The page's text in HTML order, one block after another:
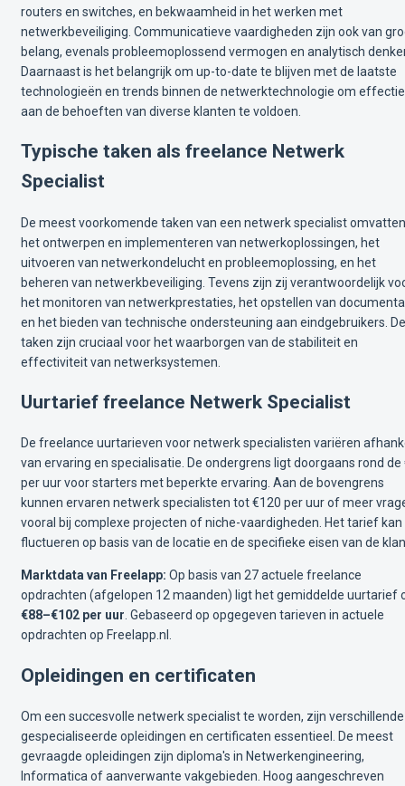
routers en switches, en bekwaamheid in het werken met
netwerkbeveiliging. Communicatieve vaardigheden zijn ook van
belang, evenals probleemoplossend vermogen en analytisch
Daarnaast is het belangrijk om up-to-date te blijven met de laatste
technologieën en trends binnen de netwerktechnologie om
aan de behoeften van diverse klanten te voldoen.
Typische taken als freelance Netwerk
Specialist
De meest voorkomende taken van een netwerk specialist omvatten
het ontwerpen en implementeren van netwerkoplossingen, het
uitvoeren van netwerkondelucht en probleemoplossing, en het
beheren van netwerkbeveiliging. Tevens zijn zij verantwoordelijk
het monitoren van netwerkprestaties, het opstellen van
en het bieden van technische ondersteuning aan eindgebruikers.
taken zijn cruciaal voor het waarborgen van de stabiliteit en
effectiviteit van netwerksystemen.
Uurtarief freelance Netwerk Specialist
De freelance uurtarieven voor netwerk specialisten variëren
van ervaring en specialisatie. De ondergrens ligt doorgaans rond de
per uur voor starters met beperkte ervaring. Aan de bovengrens
kunnen ervaren netwerk specialisten tot €120 per uur of meer
vooral bij complexe projecten of niche-vaardigheden. Het tarief kan
fluctueren op basis van de locatie en de specifieke eisen van de
Marktdata van Freelapp: Op basis van 27 actuele freelance
opdrachten (afgelopen 12 maanden) ligt het gemiddelde uurtarief
€88–€102 per uur. Gebaseerd op opgegeven tarieven in actuele
opdrachten op Freelapp.nl.
Opleidingen en certificaten
Om een succesvolle netwerk specialist te worden, zijn verschillende
gespecialiseerde opleidingen en certificaten essentieel. De meest
gevraagde opleidingen zijn diploma's in Netwerkengineering,
Informatica of aanverwante vakgebieden. Hoog aangeschreven